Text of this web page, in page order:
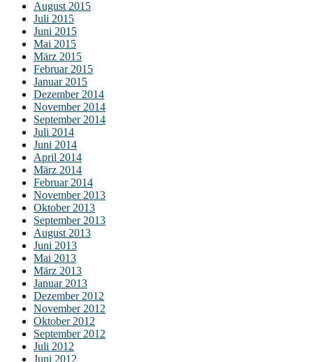
August 2015
Juli 2015
Juni 2015
Mai 2015
März 2015
Februar 2015
Januar 2015
Dezember 2014
November 2014
September 2014
Juli 2014
Juni 2014
April 2014
März 2014
Februar 2014
November 2013
Oktober 2013
September 2013
August 2013
Juni 2013
Mai 2013
März 2013
Januar 2013
Dezember 2012
November 2012
Oktober 2012
September 2012
Juli 2012
Juni 2012